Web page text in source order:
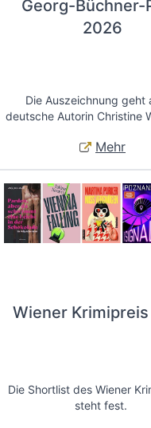
Georg-Büchner-
2026
Die Auszeichnung geht
deutsche Autorin Christine
Mehr
Wiener
Die Shortlist des Wiener
steht fest.